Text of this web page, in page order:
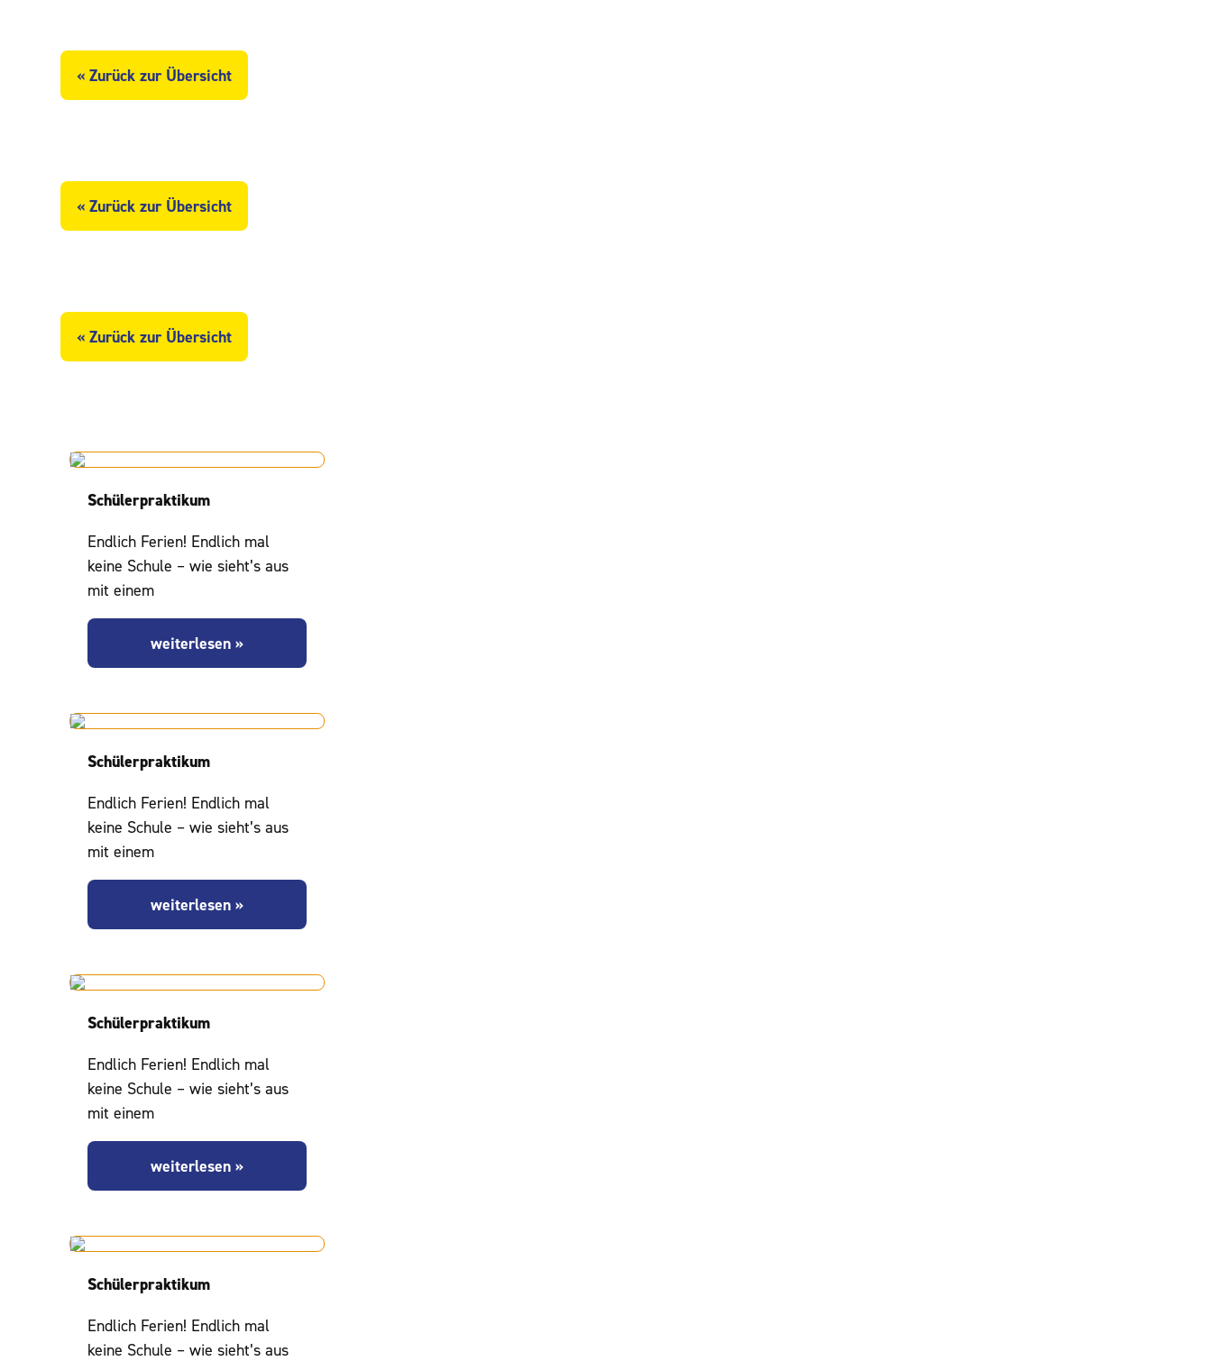
« Zurück zur Übersicht
« Zurück zur Übersicht
« Zurück zur Übersicht
Schülerpraktikum
Endlich Ferien! Endlich mal
keine Schule – wie sieht’s aus
mit einem
weiterlesen »
Schülerpraktikum
Endlich Ferien! Endlich mal
keine Schule – wie sieht’s aus
mit einem
weiterlesen »
Schülerpraktikum
Endlich Ferien! Endlich mal
keine Schule – wie sieht’s aus
mit einem
weiterlesen »
Schülerpraktikum
Endlich Ferien! Endlich mal
keine Schule – wie sieht’s aus